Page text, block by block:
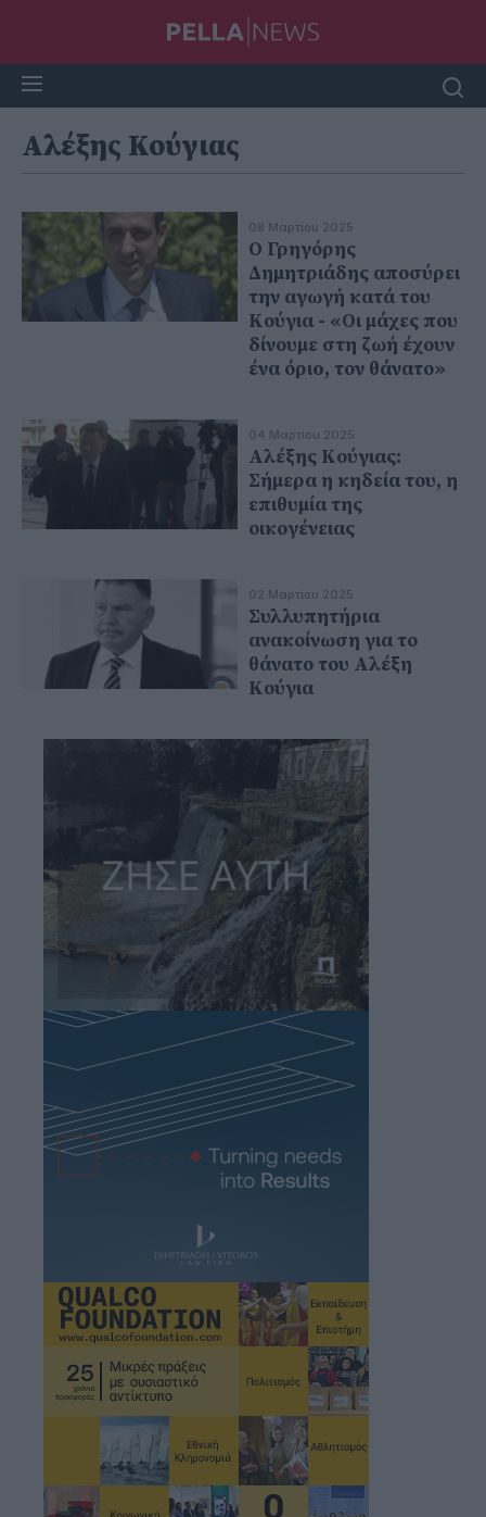
Αλέξης Κούγιας
08 Μαρτίου 2025
Ο Γρηγόρης
Δημητριάδης αποσύρει
την αγωγή κατά του
Κούγια - «Οι μάχες που
δίνουμε στη ζωή έχουν
ένα όριo, τον θάνατο»
04 Μαρτίου 2025
Αλέξης Κούγιας:
Σήμερα η κηδεία του, η
επιθυμία της
οικογένειας
02 Μαρτίου 2025
Συλλυπητήρια
ανακοίνωση για το
θάνατο του Αλέξη
Κούγια